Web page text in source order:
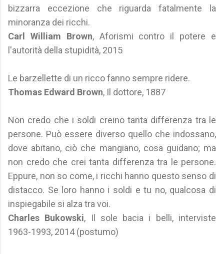
bizzarra eccezione che riguarda fatalmente la
minoranza dei ricchi.
Carl William Brown, Aforismi contro il potere e
l'autorità della stupidità, 2015
Le barzellette di un ricco fanno sempre ridere.
Thomas Edward Brown, Il dottore, 1887
Non credo che i soldi creino tanta differenza tra le
persone. Può essere diverso quello che indossano,
dove abitano, ciò che mangiano, cosa guidano; ma
non credo che crei tanta differenza tra le persone.
Eppure, non so come, i ricchi hanno questo senso di
distacco. Se loro hanno i soldi e tu no, qualcosa di
inspiegabile si alza tra voi.
Charles Bukowski, Il sole bacia i belli, interviste
1963-1993, 2014 (postumo)